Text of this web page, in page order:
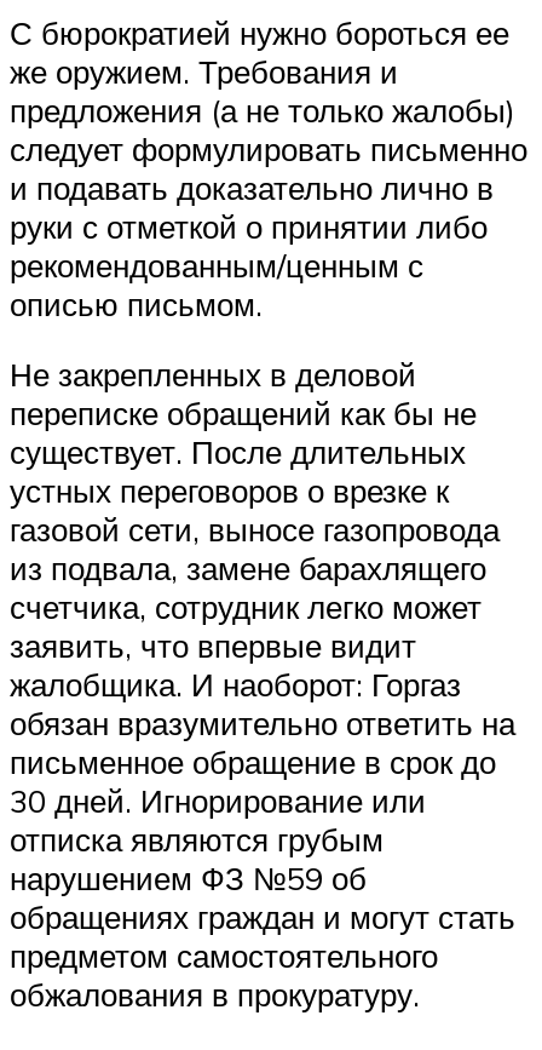
С бюрократией нужно бороться ее
же оружием. Требования и
предложения (а не только жалобы)
следует формулировать письменно
и подавать доказательно лично в
руки с отметкой о принятии либо
рекомендованным/ценным с
описью письмом.
Не закрепленных в деловой
переписке обращений как бы не
существует. После длительных
устных переговоров о врезке к
газовой сети, выносе газопровода
из подвала, замене барахлящего
счетчика, сотрудник легко может
заявить, что впервые видит
жалобщика. И наоборот: Горгаз
обязан вразумительно ответить на
письменное обращение в срок до
30 дней. Игнорирование или
отписка являются грубым
нарушением ФЗ №59 об
обращениях граждан и могут стать
предметом самостоятельного
обжалования в прокуратуру.